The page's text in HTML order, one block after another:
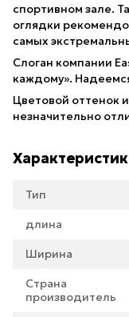
спортивном зале.
оглядки
самых
Слоган компании
каждому».
Цветовой оттенок
незначительно
Тип
длина
Ширина
Страна
производитель